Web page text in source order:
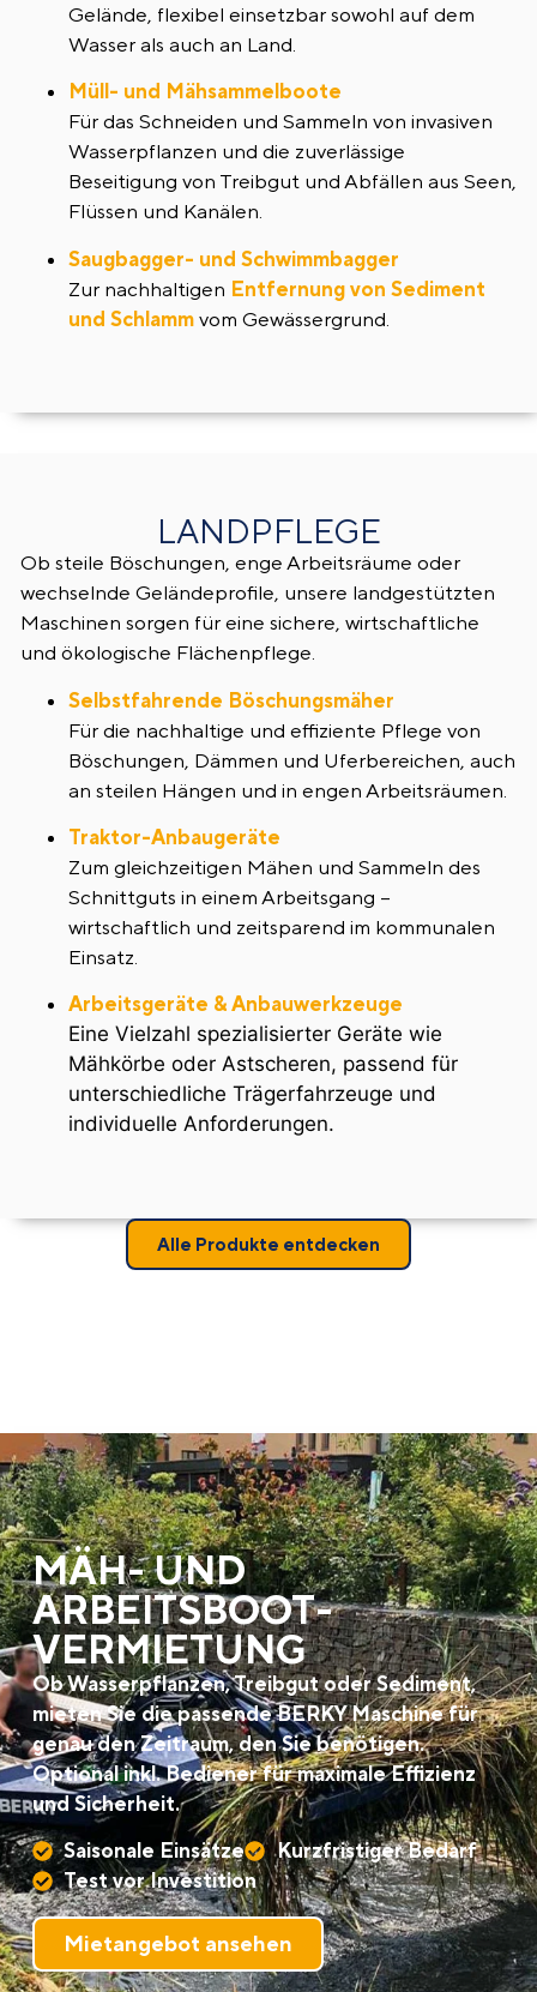
Gelände, flexibel einsetzbar sowohl auf dem
Wasser als auch an Land.
Müll- und Mähsammelboote
Für das Schneiden und Sammeln von invasiven
Wasserpflanzen und die zuverlässige
Beseitigung von Treibgut und Abfällen aus Seen,
Flüssen und Kanälen.
Saugbagger- und Schwimmbagger
Zur nachhaltigen Entfernung von Sediment
und Schlamm vom Gewässergrund.
LANDPFLEGE
Ob steile Böschungen, enge Arbeitsräume oder
wechselnde Geländeprofile, unsere landgestützten
Maschinen sorgen für eine sichere, wirtschaftliche
und ökologische Flächenpflege.
Selbstfahrende Böschungsmäher
Für die nachhaltige und effiziente Pflege von
Böschungen, Dämmen und Uferbereichen, auch
an steilen Hängen und in engen Arbeitsräumen.
Traktor-Anbaugeräte
Zum gleichzeitigen Mähen und Sammeln des
Schnittguts in einem Arbeitsgang –
wirtschaftlich und zeitsparend im kommunalen
Einsatz.
Arbeitsgeräte & Anbauwerkzeuge
Eine Vielzahl spezialisierter Geräte wie
Mähkörbe oder Astscheren, passend für
unterschiedliche Trägerfahrzeuge und
individuelle Anforderungen.
Alle Produkte entdecken
MÄH- UND
ARBEITSBOOT­
VERMIETUNG
Ob Wasserpflanzen, Treibgut oder Sediment,
mieten Sie die passende BERKY Maschine für
genau den Zeitraum, den Sie benötigen.
Optional inkl. Bediener für maximale Effizienz
und Sicherheit.
Saisonale Einsätze
Kurzfristiger Bedarf
Test vor Investition
Mietangebot ansehen